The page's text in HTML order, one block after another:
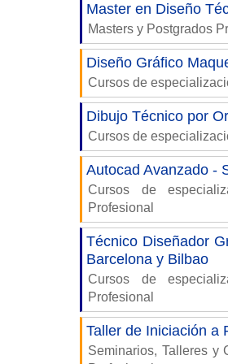
Master en Diseño
Masters y Postgrados
Diseño Gráfico
Cursos de
Dibujo Técnico por
Cursos de
Autocad Avanzado -
Cursos de
Profesional
Técnico Diseñador
Barcelona y Bilbao
Cursos de
Profesional
Taller de Iniciación a
Seminarios, Talleres y